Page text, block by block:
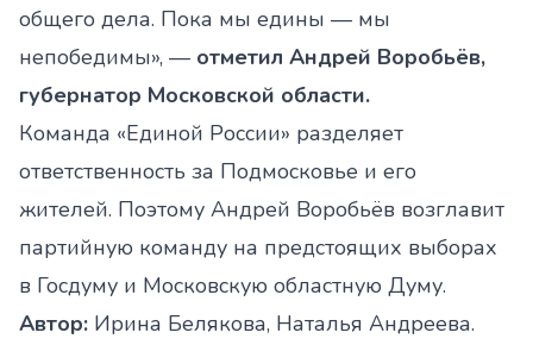
общего дела. Пока мы едины — мы
непобедимы», — отметил Андрей Воробьёв,
губернатор Московской области.
Команда «Единой России» разделяет
ответственность за Подмосковье и его
жителей. Поэтому Андрей Воробьёв возглавит
партийную команду на предстоящих выборах
в Госдуму и Московскую областную Думу.
Автор: Ирина Белякова, Наталья Андреева.